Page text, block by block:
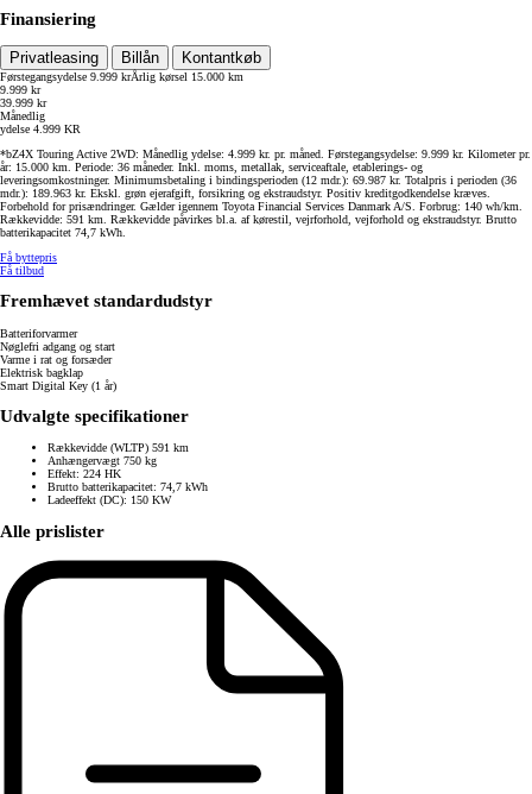
Finansiering
Privatleasing Billån Kontantkøb
Førstegangsydelse 9.999 kr
9.999 kr
39.999 kr
Årlig kørsel 15.000 km
Månedlig
ydelse 4.999 KR
*bZ4X Touring Active 2WD: Månedlig ydelse: 4.999 kr. pr. måned. Førstegangsydelse: 9.999 kr. Kilometer pr.
år: 15.000 km. Periode: 36 måneder. Inkl. moms, metallak, serviceaftale, etablerings- og
leveringsomkostninger. Minimumsbetaling i bindingsperioden (12 mdr.): 69.987 kr. Totalpris i perioden (36
mdr.): 189.963 kr. Ekskl. grøn ejerafgift, forsikring og ekstraudstyr. Positiv kreditgodkendelse kræves.
Forbehold for prisændringer. Gælder igennem Toyota Financial Services Danmark A/S. Forbrug: 140 wh/km.
Rækkevidde: 591 km. Rækkevidde påvirkes bl.a. af kørestil, vejrforhold, vejforhold og ekstraudstyr. Brutto
batterikapacitet 74,7 kWh.
Få byttepris
Få tilbud
Fremhævet standardudstyr
Batteriforvarmer
Nøglefri adgang og start
Varme i rat og forsæder
Elektrisk bagklap
Smart Digital Key (1 år)
Udvalgte specifikationer
Rækkevidde (WLTP) 591 km
Anhængervægt 750 kg
Effekt: 224 HK
Brutto batterikapacitet: 74,7 kWh
Ladeeffekt (DC): 150 KW
Alle prislister